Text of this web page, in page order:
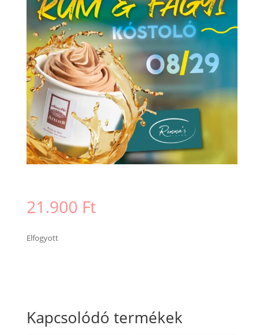
21.900 Ft
Elfogyott
Kapcsolódó termékek